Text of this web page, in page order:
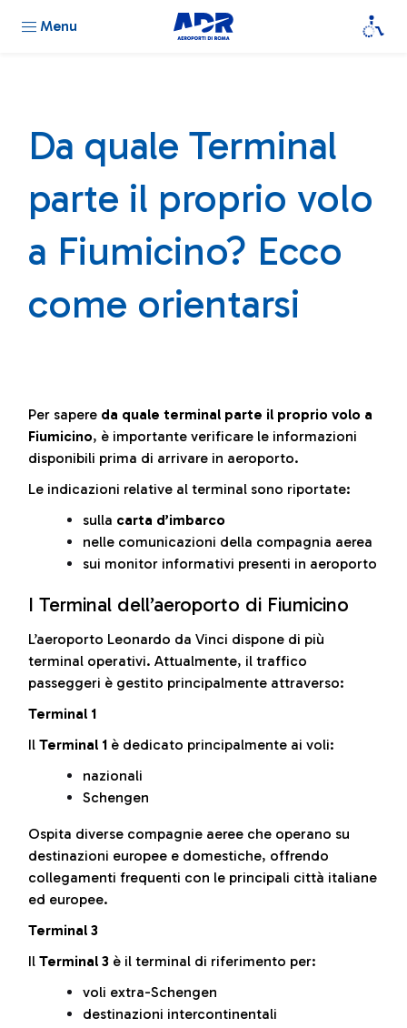
Menu
Da quale Terminal
parte il proprio volo
a Fiumicino? Ecco
come orientarsi
Per sapere da quale terminal parte il proprio volo a
Fiumicino, è importante verificare le informazioni
disponibili prima di arrivare in aeroporto.
Le indicazioni relative al terminal sono riportate:
sulla carta d’imbarco
nelle comunicazioni della compagnia aerea
sui monitor informativi presenti in aeroporto
I Terminal dell’aeroporto di Fiumicino
L’aeroporto Leonardo da Vinci dispone di più
terminal operativi. Attualmente, il traffico
passeggeri è gestito principalmente attraverso:
Terminal 1
Il Terminal 1 è dedicato principalmente ai voli:
nazionali
Schengen
Ospita diverse compagnie aeree che operano su
destinazioni europee e domestiche, offrendo
collegamenti frequenti con le principali città italiane
ed europee.
Terminal 3
Il Terminal 3 è il terminal di riferimento per:
voli extra-Schengen
destinazioni intercontinentali